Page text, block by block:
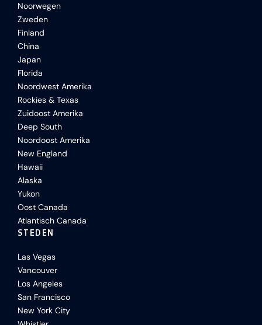
Noorwegen
Zweden
Finland
China
Japan
Florida
Noordwest Amerika
Rockies & Texas
Zuidoost Amerika
Deep South
Noordoost Amerika
New England
Hawaii
Alaska
Yukon
Oost Canada
Atlantisch Canada
STEDEN
Las Vegas
Vancouver
Los Angeles
San Francisco
New York City